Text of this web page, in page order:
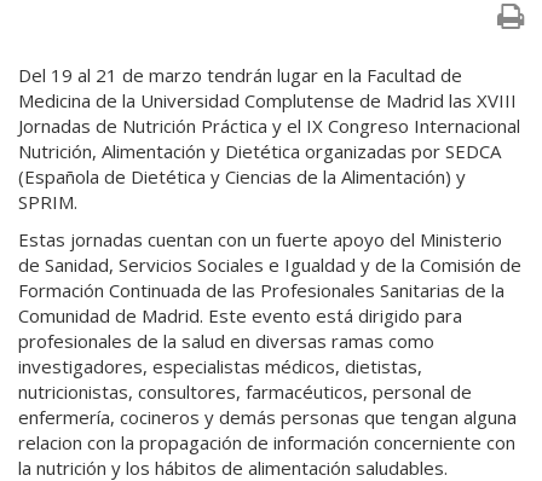
Del 19 al 21 de marzo tendrán lugar en la Facultad de
Medicina de la Universidad Complutense de Madrid las XVIII
Jornadas de Nutrición Práctica y el IX Congreso Internacional
Nutrición, Alimentación y Dietética organizadas por SEDCA
(Española de Dietética y Ciencias de la Alimentación) y
SPRIM.
Estas jornadas cuentan con un fuerte apoyo del Ministerio
de Sanidad, Servicios Sociales e Igualdad y de la Comisión de
Formación Continuada de las Profesionales Sanitarias de la
Comunidad de Madrid. Este evento está dirigido para
profesionales de la salud en diversas ramas como
investigadores, especialistas médicos, dietistas,
nutricionistas, consultores, farmacéuticos, personal de
enfermería, cocineros y demás personas que tengan alguna
relacion con la propagación de información concerniente con
la nutrición y los hábitos de alimentación saludables.